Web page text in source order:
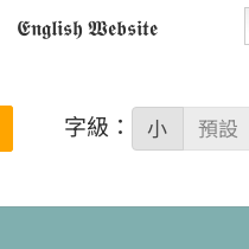
𝕰𝖓𝖌𝖑𝖎𝖘𝖍 𝖂𝖊𝖇𝖘𝖎𝖙𝖊
搜
字級： 小 預設